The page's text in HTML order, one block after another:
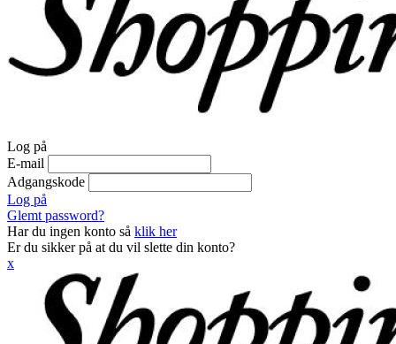
Log på
E-mail
Adgangskode
Log på
Glemt password?
Har du ingen konto så klik her
Er du sikker på at du vil slette din konto?
x